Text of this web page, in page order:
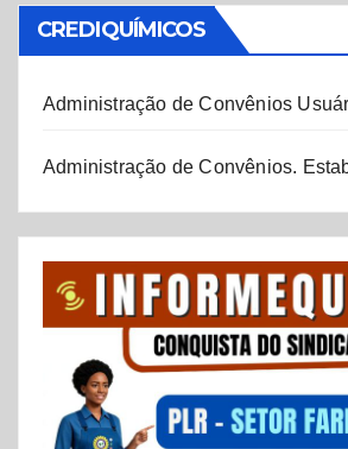
CREDIQUÍMICOS
Administração de Convênios
Administração de Convênios.